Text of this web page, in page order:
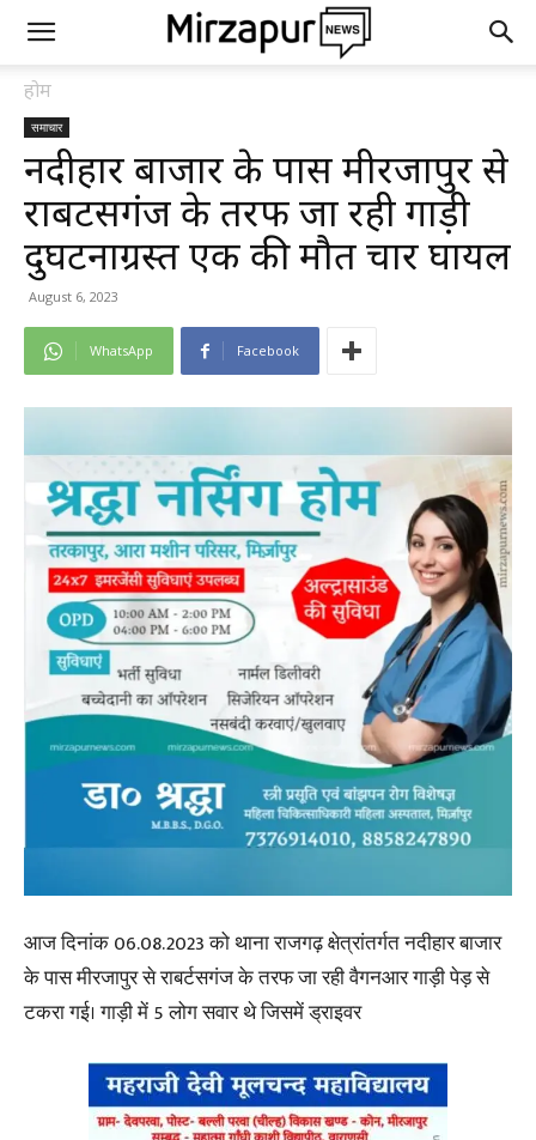
होम
समाचार
नदीहार बाजार के पास मीरजापुर से
राबर्टसगंज के तरफ जा रही गाड़ी
दुर्घटनाग्रस्त एक की मौत चार घायल
August 6, 2023
WhatsApp Facebook
आज दिनांक 06.08.2023 को थाना राजगढ़ क्षेत्रांतर्गत नदीहार बाजार
के पास मीरजापुर से राबर्टसगंज के तरफ जा रही वैगनआर गाड़ी पेड़ से
टकरा गई। गाड़ी में 5 लोग सवार थे जिसमें ड्राइवर